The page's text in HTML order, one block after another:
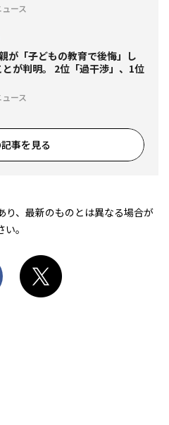
ース
が「子どもの教育で後悔」し
とが判明。 2位「過干渉」、1位
ース
事を見る
り、最新のものとは異なる場合が
。